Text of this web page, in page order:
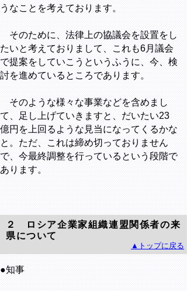
うなことを考えております。
そのために、法律上の協議会を設置をし
たいと考えておりまして、これも6月議会
で提案をしていこうというふうに、今、検
討を進めているところであります。
そのような様々な事業などを含めまし
て、足し上げていきますと、だいたい23
億円を上回るような見当になってくるかな
と。ただ、これは締め切っておりません
で、今最終調整を行っているという段階で
あります。
２ ロシア企業家組織連盟関係者の来
県について
▲トップに戻る
●知事